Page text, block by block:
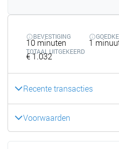
BEVESTIGING
10 minuten 1
TOTAAL UITGEKEERD
€ 1.032
Recente transacties
Voorwaarden